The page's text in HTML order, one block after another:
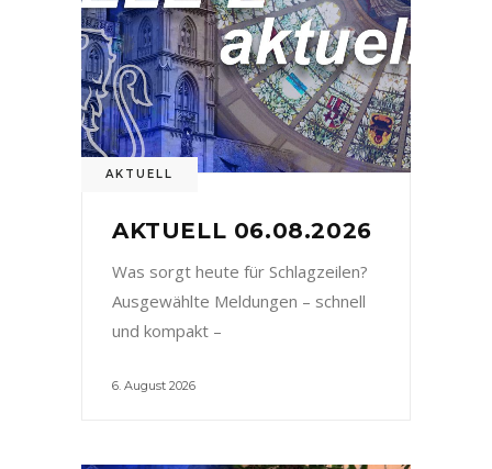
AKTUELL
AKTUELL 06.08.2026
Was sorgt heute für Schlagzeilen?
Ausgewählte Meldungen – schnell
und kompakt –
6. August 2026